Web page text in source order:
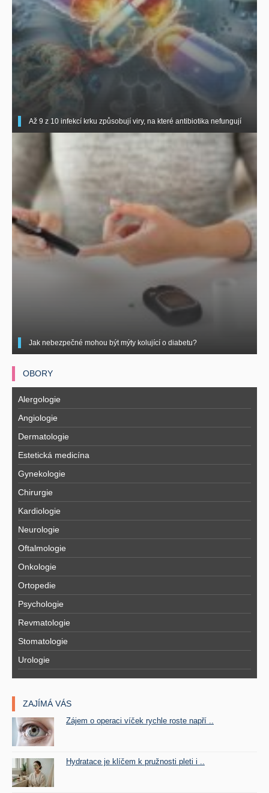
Až 9 z 10 infekcí krku způsobují viry, na které antibiotika nefungují
Jak nebezpečné mohou být mýty kolující o diabetu?
OBORY
Alergologie
Angiologie
Dermatologie
Estetická medicína
Gynekologie
Chirurgie
Kardiologie
Neurologie
Oftalmologie
Onkologie
Ortopedie
Psychologie
Revmatologie
Stomatologie
Urologie
ZAJÍMÁ VÁS
Zájem o operaci víček rychle roste napří ..
Hydratace je klíčem k pružnosti pleti i ..